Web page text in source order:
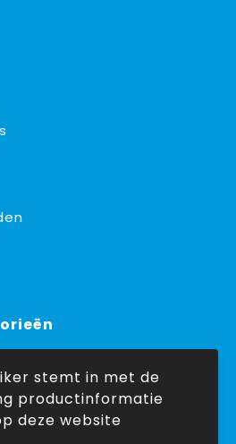
stemt in met de
productinformatie
deze website